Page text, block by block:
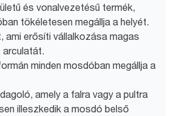
és vonalvezetésű termék,
tökéletesen megállja a helyét.
ami erősíti vállalkozása magas
arculatát.
minden mosdóban megállja a
amely a falra vagy a pultra
illeszkedik a mosdó belső